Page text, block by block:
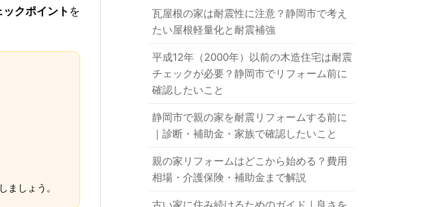
クポイント を
ましょう。
瓦屋根の家は耐震性に注意？静岡市で考え
たい屋根軽量化と耐震補強
平成12年（2000年）以前の木造住宅は耐震
チェックが必要？静岡市でリフォーム前に
確認したいこと
静岡市で親の家を耐震リフォームする前に
｜診断・補助金・家族で確認したいこと
親の家リフォームはどこから始める？費用
相場・介護保険・補助金まで解説
古い家に住み続けるためのガイド｜良さを